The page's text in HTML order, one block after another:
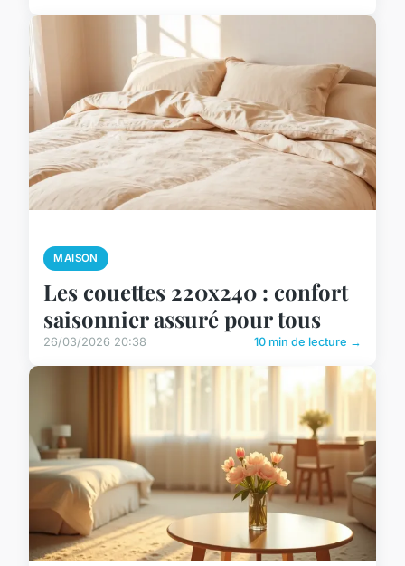
MAISON
Les couettes 220x240 : confort
saisonnier assuré pour tous
26/03/2026 20:38 10 min de lecture →